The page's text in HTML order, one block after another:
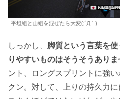
平坦組と山組を混ぜたら大変(;´Д｀)
しっかし、 脚質という言葉を
りやすいものはそうそうあり
ント、ロングスプリントに強
クン。対して、上りの持久力